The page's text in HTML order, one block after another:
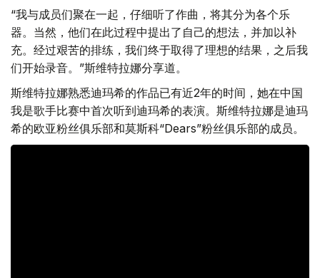
“我与成员们聚在一起，仔细听了作曲，将其分为各个乐
器。当然，他们在此过程中提出了自己的想法，并加以补
充。经过艰苦的排练，我们终于取得了理想的结果，之后我
们开始录音。”斯维特拉娜分享道。
斯维特拉娜熟悉迪玛希的作品已有近2年的时间，她在中国
我是歌手比赛中首次听到迪玛希的表演。斯维特拉娜是迪玛
希的欧亚粉丝俱乐部和莫斯科“Dears”粉丝俱乐部的成员。